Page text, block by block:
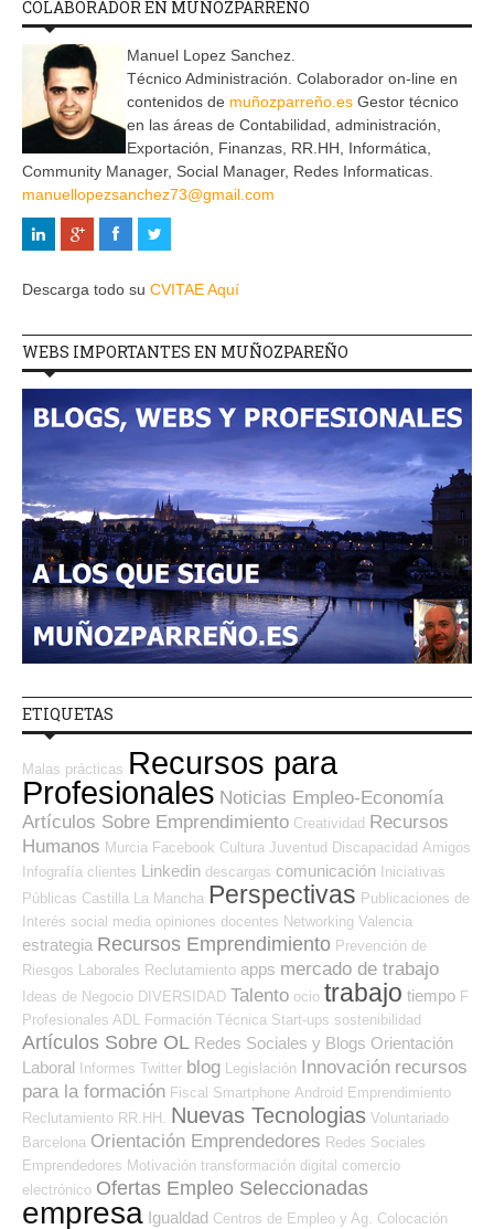
COLABORADOR EN MUÑOZPARREÑO
Manuel Lopez Sanchez.
Técnico Administración. Colaborador on-line en
contenidos de muñozparreño.es Gestor técnico
en las áreas de Contabilidad, administración,
Exportación, Finanzas, RR.HH, Informática,
Community Manager, Social Manager, Redes Informaticas.
manuellopezsanchez73@gmail.com
Descarga todo su CVITAE Aquí
WEBS IMPORTANTES EN MUÑOZPAREÑO
ETIQUETAS
Malas prácticas Recursos para
Profesionales Noticias Empleo-Economía
Artículos Sobre Emprendimiento Creatividad Recursos
Humanos Murcia Facebook Cultura Juventud Discapacidad Amigos
Infografía clientes Linkedin descargas comunicación Iniciativas
Públicas Castilla La Mancha Perspectivas Publicaciones de
Interés social media opiniones docentes Networking Valencia
estrategia Recursos Emprendimiento Prevención de
Riesgos Laborales Reclutamiento apps mercado de trabajo
Ideas de Negocio DIVERSIDAD Talento ocio trabajo tiempo F
Profesionales ADL
Formación Técnica Start-ups sostenibilidad
Artículos Sobre OL Redes Sociales y Blogs Orientación
Laboral Informes Twitter blog Legislación Innovación recursos
para la formación Fiscal Smartphone Android Emprendimiento
Reclutamiento RR.HH.
Nuevas Tecnologias Voluntariado
Barcelona Orientación Emprendedores Redes Sociales
Emprendedores Motivación transformación digital comercio
electrónico Ofertas Empleo Seleccionadas
empresa Igualdad Centros de Empleo y Ag. Colocación